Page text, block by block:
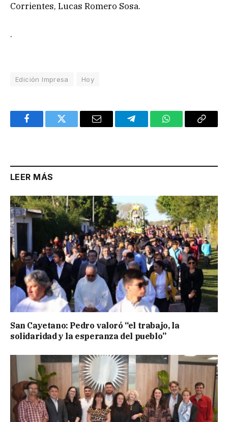
Corrientes, Lucas Romero Sosa.
.
Edición Impresa Hoy
FacebookTwitter Email TelegramWhatsAppCopy
LEER MÁS
San Cayetano: Pedro valoró “el trabajo, la
solidaridad y la esperanza del pueblo”